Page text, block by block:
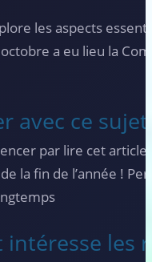
les aspects
a eu lieu la
avec ce sujet
par lire cet
de la fin de l’année !
les